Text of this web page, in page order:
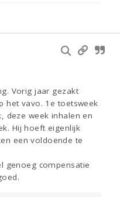
Vorig jaar gezakt
het vavo. 1e toetsweek
deze week inhalen en
Hij hoeft eigenlijk
een voldoende te
genoeg compensatie